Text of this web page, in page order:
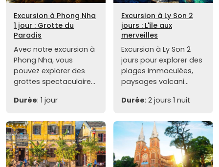
Excursion à Phong Nha
1 jour : Grotte du
Paradis
Avec notre excursion à
Phong Nha, vous
pouvez explorer des
grottes spectaculaire...
Durée: 1 jour
Excursion à Ly Son 2
jours : L'île aux
merveilles
Excursion à Ly Son 2
jours pour explorer des
plages immaculées,
paysages volcani...
Durée: 2 jours 1 nuit